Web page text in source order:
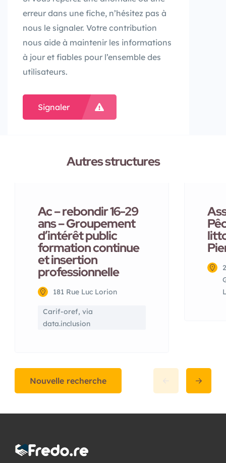
erreur dans une fiche, n’hésitez pas à
nous le signaler. Votre contribution
nous aide à maintenir les informations
à jour et fiables pour l’ensemble des
utilisateurs.
Signaler
Autres structures
Ac – rebondir 16-29
ans – Groupement
d’intérêt public
formation continue
et insertion
professionnelle
181 Rue Luc Lorion
Carif-oref, via
data.inclusion
Nouvelle recherche